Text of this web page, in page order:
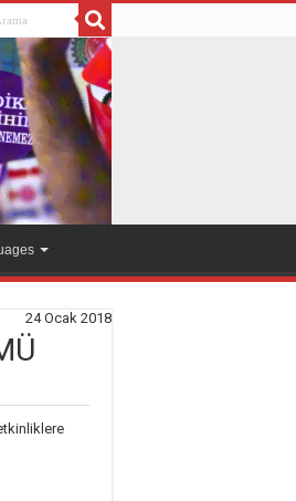
24 Ocak 2018